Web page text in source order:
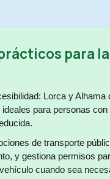
para la
Lorca y Alhama
para personas con
de transporte
y gestiona permisos
cuando sea